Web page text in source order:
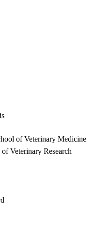
of Veterinary Medicine
of Veterinary Research